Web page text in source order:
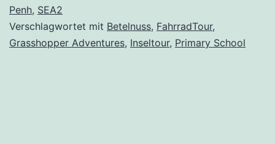
Tour
Penh, SEA2
Verschlagwortet mit Betelnuss, FahrradTour,
Grasshopper Adventures, Inseltour, Primary School